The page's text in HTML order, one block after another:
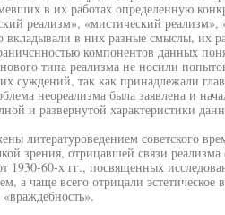
в их работах определенную
реализм», «мистический
вкладывали в них разные смыслы, их
компонентов данных
типа реализма не носили
суждений, так как принадлежали
неореализма была заявлена и
и развернутой характеристики
литературоведением советского
зрения, отрицавшей связи
1930-60-х гг., посвященных
а чаще всего отрицали эстетическое